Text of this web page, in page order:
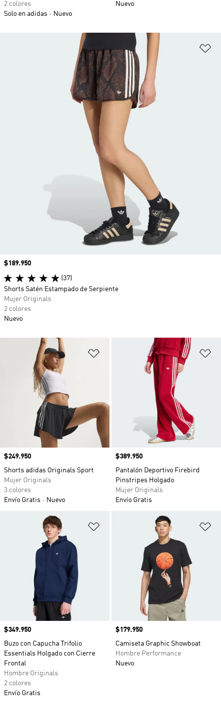
2 colores
Solo en adidas
Nuevo
Nuevo
Añadir a la lista de deseos
Precio
$249.950
Shorts adidas Originals Sport
Mujer Originals
3 colores
Envío Gratis
Nuevo
Precio
$389.950
Pantalón Deportivo Firebird
Pinstripes Holgado
Mujer Originals
Envío Gratis
Añadir a la lista de deseos
Precio
$349.950
Buzo con Capucha Trifolio
Essentials Holgado con Cierre
Frontal
Hombre Originals
2 colores
Envío Gratis
Precio
$179.950
Camiseta Graphic Showboat
Hombre Performance
Nuevo
Precio
$189.950
(37)
Shorts Satén Estampado de Serpiente
Mujer Originals
2 colores
Nuevo